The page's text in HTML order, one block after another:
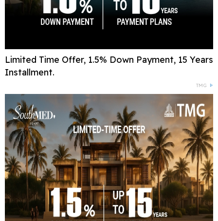
Limited Time Offer, 1.5% Down Payment, 15 Years
Installment.
TMG